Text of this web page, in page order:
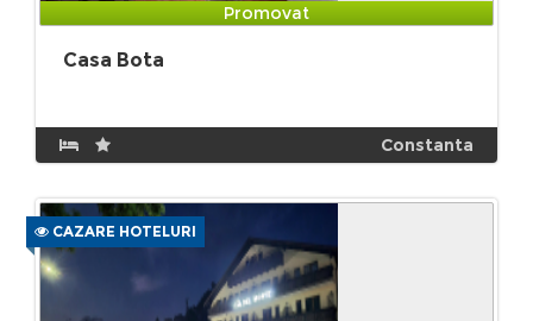
Promovat
Casa Bota
Constanta
CAZARE HOTELURI